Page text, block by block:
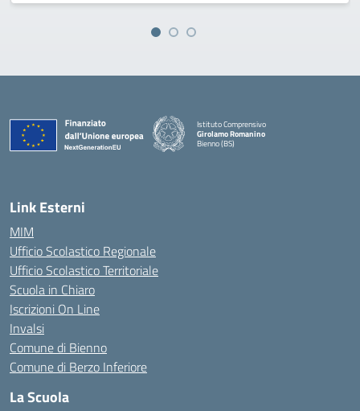
Istituto Comprensivo
Girolamo Romanino
Bienno (BS)
Link Esterni
MIM
Ufficio Scolastico Regionale
Ufficio Scolastico Territoriale
Scuola in Chiaro
Iscrizioni On Line
Invalsi
Comune di Bienno
Comune di Berzo Inferiore
La Scuola